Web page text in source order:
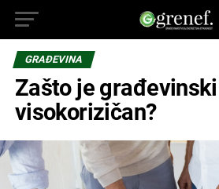
GRAĐEVINA
Zašto je
visokorizičan?